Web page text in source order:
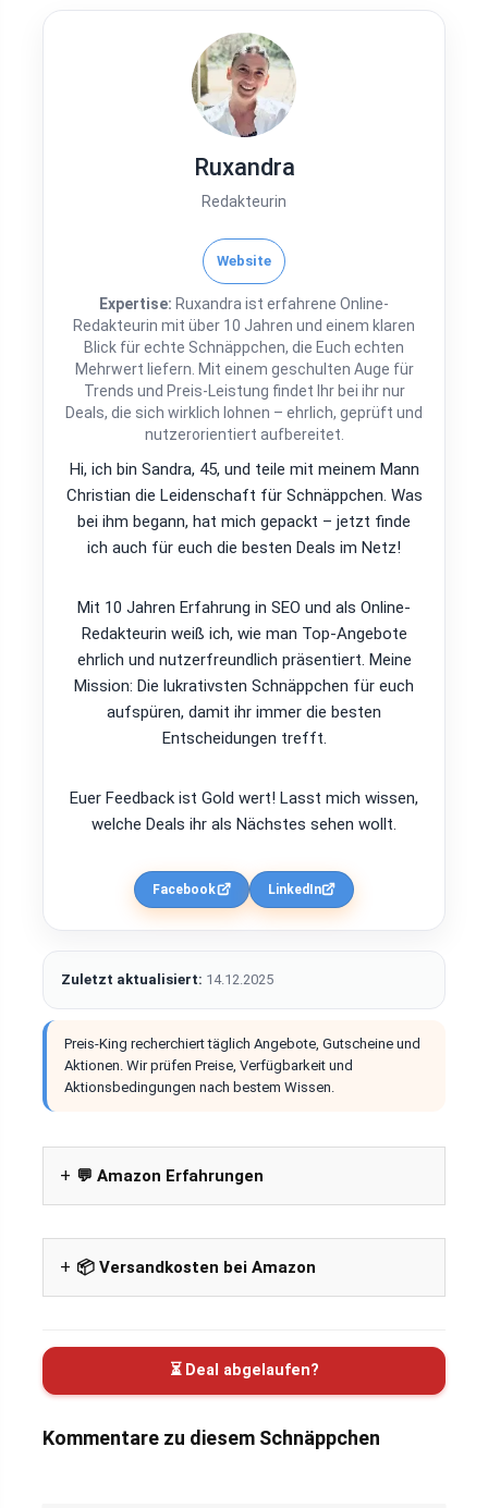
Ruxandra
Redakteurin
Website
Expertise: Ruxandra ist erfahrene Online-
Redakteurin mit über 10 Jahren und einem klaren
Blick für echte Schnäppchen, die Euch echten
Mehrwert liefern. Mit einem geschulten Auge für
Trends und Preis-Leistung findet Ihr bei ihr nur
Deals, die sich wirklich lohnen – ehrlich, geprüft und
nutzerorientiert aufbereitet.
Hi, ich bin Sandra, 45, und teile mit meinem Mann
Christian die Leidenschaft für Schnäppchen. Was
bei ihm begann, hat mich gepackt – jetzt finde
ich auch für euch die besten Deals im Netz!
Mit 10 Jahren Erfahrung in SEO und als Online-
Redakteurin weiß ich, wie man Top-Angebote
ehrlich und nutzerfreundlich präsentiert. Meine
Mission: Die lukrativsten Schnäppchen für euch
aufspüren, damit ihr immer die besten
Entscheidungen trefft.
Euer Feedback ist Gold wert! Lasst mich wissen,
welche Deals ihr als Nächstes sehen wollt.
Facebook LinkedIn
Zuletzt aktualisiert: 14.12.2025
Preis-King recherchiert täglich Angebote, Gutscheine und
Aktionen. Wir prüfen Preise, Verfügbarkeit und
Aktionsbedingungen nach bestem Wissen.
💬 Amazon Erfahrungen
📦 Versandkosten bei Amazon
⏳ Deal abgelaufen?
Kommentare zu diesem Schnäppchen